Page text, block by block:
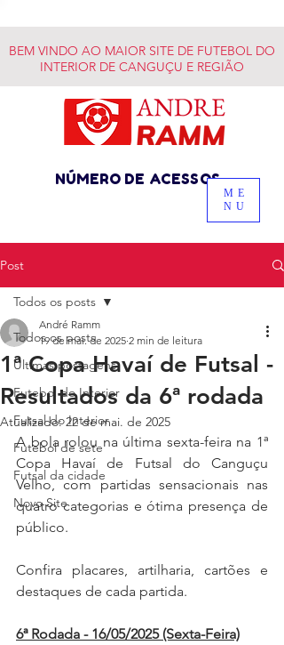
BEM VINDO AO MAIOR SITE DE FUTEBOL DO
INTERIOR DE CANGUÇU E REGIÃO
NÚMERO DE ACESSOS
ME
NU
Post
Todos os posts
Últimas postagens
Futebol do Interior
Futsal do Interior
Futebol de sete
Futsal da cidade
Novo Site
Todos os posts
1ª Copa Havaí de Futsal -
Resultados da 6ª rodada
André Ramm
19 de mai. de 2025 2 min de leitura
Atualizado:22 de mai. de 2025
A bola rolou na última sexta-feira na 1ª
Copa Havaí de Futsal do Canguçu
Velho, com partidas sensacionais nas
quatro categorias e ótima presença de
público.
Confira placares, artilharia, cartões e
destaques de cada partida.
6ª Rodada - 16/05/2025 (Sexta-Feira)